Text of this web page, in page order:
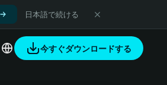
日本語で続ける
今すぐダウンロードする